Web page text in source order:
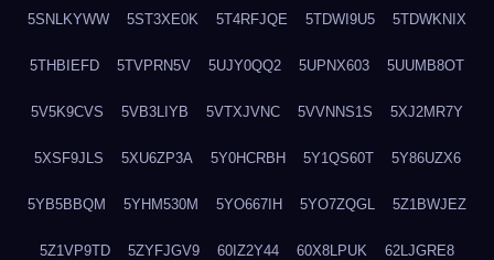
5SNLKYWW 5ST3XE0K 5T4RFJQE 5TDWI9U5 5TDWKNIX
5THBIEFD 5TVPRN5V 5UJY0QQ2 5UPNX603 5UUMB8OT
5V5K9CVS 5VB3LIYB 5VTXJVNC 5VVNNS1S 5XJ2MR7Y
5XSF9JLS 5XU6ZP3A 5Y0HCRBH 5Y1QS60T 5Y86UZX6
5YB5BBQM 5YHM530M 5YO667IH 5YO7ZQGL 5Z1BWJEZ
5Z1VP9TD 5ZYFJGV9 60IZ2Y44 60X8LPUK 62LJGRE8